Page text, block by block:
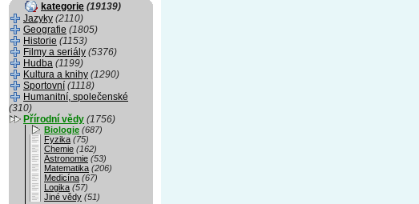
kategorie (19139)
Jazyky (2110)
Geografie (1805)
Historie (1153)
Filmy a seriály (5376)
Hudba (1199)
Kultura a knihy (1290)
Sportovní (1118)
Humanitní, společenské
(310)
Přírodní vědy (1756)
Biologie (687)
Fyzika (75)
Chemie (162)
Astronomie (53)
Matematika (206)
Medicína (67)
Logika (57)
Jiné vědy (51)